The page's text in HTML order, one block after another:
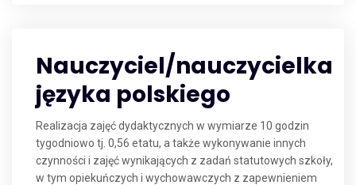
Nauczyciel/nauczycielka
języka polskiego
Realizacja zajęć dydaktycznych w wymiarze 10 godzin
tygodniowo tj. 0,56 etatu, a także wykonywanie innych
czynności i zajęć wynikających z zadań statutowych szkoły,
w tym opiekuńczych i wychowawczych z zapewnieniem